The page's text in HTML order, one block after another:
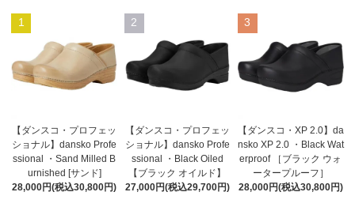
1
【ダンスコ・プロフェッ
ショナル】dansko Profe
ssional ・Sand Milled B
urnished [サンド]
28,000円(税込30,800円)
2
【ダンスコ・プロフェッ
ショナル】dansko Profe
ssional ・Black Oiled
【ブラック オイルド】
27,000円(税込29,700円)
3
【ダンスコ・XP 2.0】da
nsko XP 2.0 ・Black Wat
erproof ［ブラック ウォ
ータープルーフ］
28,000円(税込30,800円)